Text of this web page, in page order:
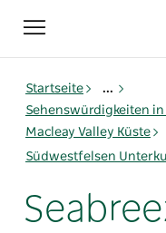
Toggle
navigation
Startseite
...
Sehenswürdigkeiten in
Macleay Valley Küste
Südwestfelsen